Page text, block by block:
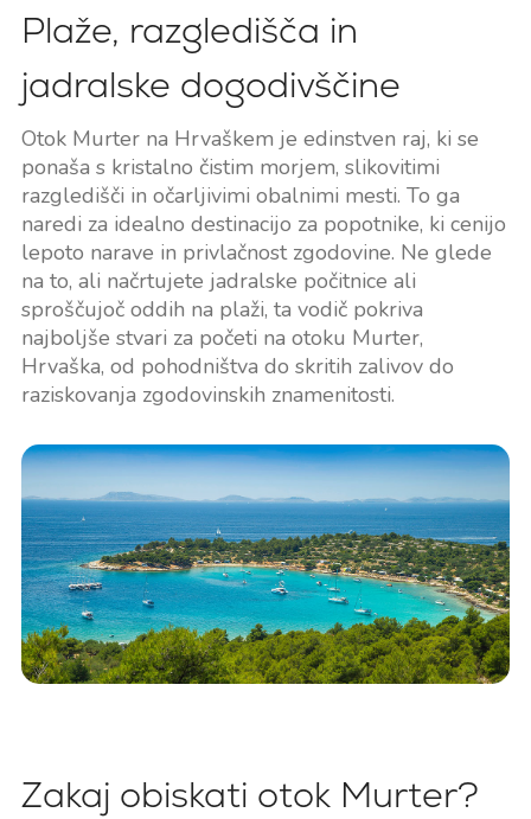
Plaže, razgledišča in
jadralske dogodivščine
Otok Murter na Hrvaškem je edinstven raj, ki se
ponaša s kristalno čistim morjem, slikovitimi
razgledišči in očarljivimi obalnimi mesti. To ga
naredi za idealno destinacijo za popotnike, ki cenijo
lepoto narave in privlačnost zgodovine. Ne glede
na to, ali načrtujete jadralske počitnice ali
sproščujoč oddih na plaži, ta vodič pokriva
najboljše stvari za početi na otoku Murter,
Hrvaška, od pohodništva do skritih zalivov do
raziskovanja zgodovinskih znamenitosti.
Zakaj obiskati otok Murter?